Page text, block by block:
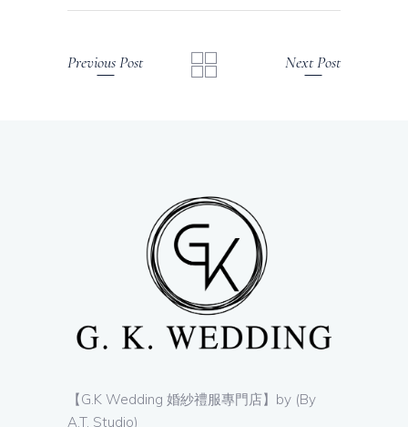
Previous Post Next Post
【G.K Wedding 婚紗禮服專門店】by (By
A.T. Studio)